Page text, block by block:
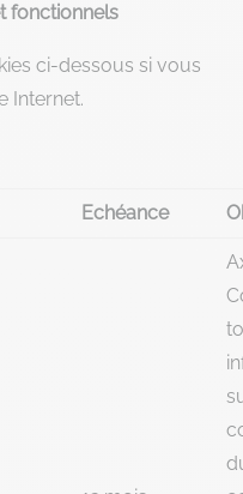
fonctionnels
ci-dessous si vous
Internet.
Echéance